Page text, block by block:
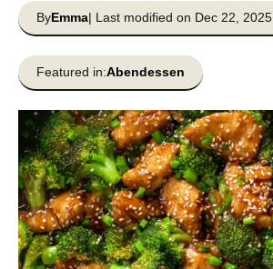
ByEmma| Last modified on Dec 22, 2025
Featured in:Abendessen